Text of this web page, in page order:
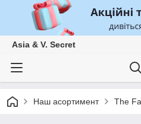
Asia & V. Secret
Наш асортимент The